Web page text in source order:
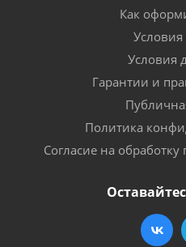
Как
Условия
Гарантии и
Политика
Согласие на